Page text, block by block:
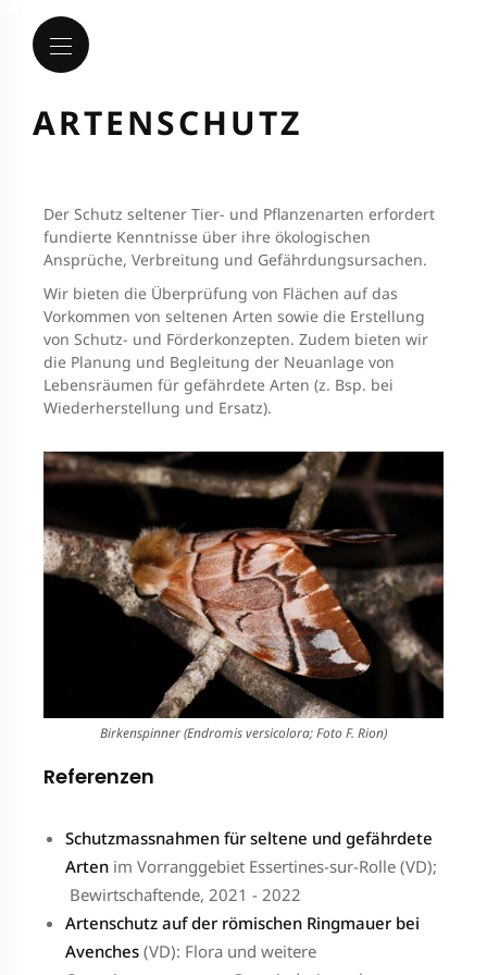
ARTENSCHUTZ
Der Schutz seltener Tier- und Pflanzenarten erfordert
fundierte Kenntnisse über ihre ökologischen
Ansprüche, Verbreitung und Gefährdungsursachen.
Wir bieten die Überprüfung von Flächen auf das
Vorkommen von seltenen Arten sowie die Erstellung
von Schutz- und Förderkonzepten. Zudem bieten wir
die Planung und Begleitung der Neuanlage von
Lebensräumen für gefährdete Arten (z. Bsp. bei
Wiederherstellung und Ersatz).
Birkenspinner (Endromis versicolora; Foto F. Rion)
Referenzen
Schutzmassnahmen für seltene und gefährdete
Arten im Vorranggebiet Essertines-sur-Rolle (VD);
Bewirtschaftende, 2021 - 2022
Artenschutz auf der römischen Ringmauer bei
Avenches (VD): Flora und weitere